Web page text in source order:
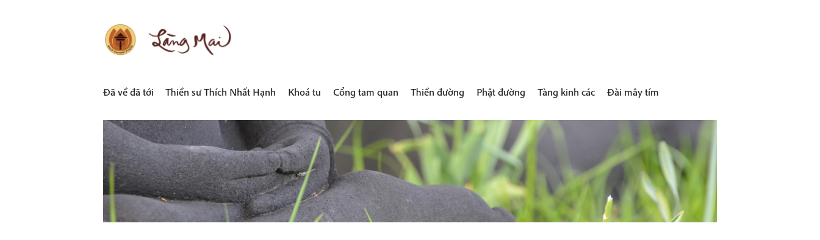
LÀNG MAI
Đã về đã tới Thiền sư Thích Nhất Hạnh Khoá tu Cổng tam quan Thiền đường Phật đường Tàng kinh các Đài mây tím